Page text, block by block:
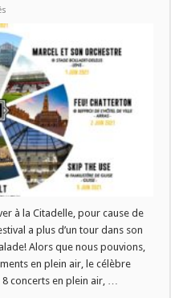
samedi,
Vivez
le
Main
Square
Festival
à
la
maison!
à la Citadelle, pour cause de
a plus d’un tour dans son
Alors que nous pouvions,
en plein air, le célèbre
concerts en plein air, …